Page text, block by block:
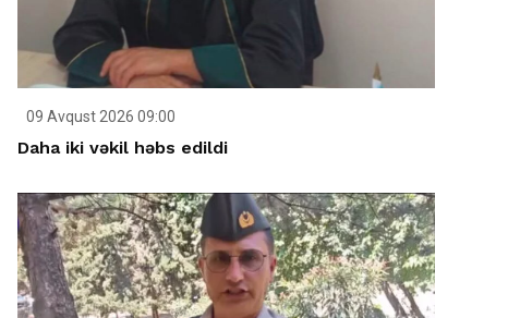
09 Avqust 2026 09:00
Daha iki vəkil həbs edildi